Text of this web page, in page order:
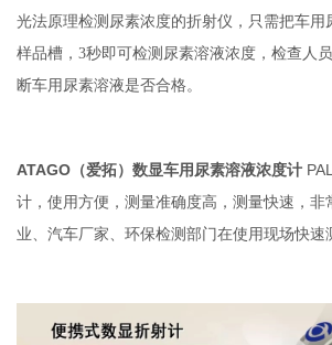
光法原理检测尿素浓度的折射仪，只需把车用
样品槽，3秒即可检测尿素溶液浓度，检查人
断车用尿素溶液是否合格。
ATAGO （爱拓）数显车用尿素溶液浓度计
计，使用方便，测量准确度高，测量快速，非
业、汽车厂家、环保检测部门在使用现场快速